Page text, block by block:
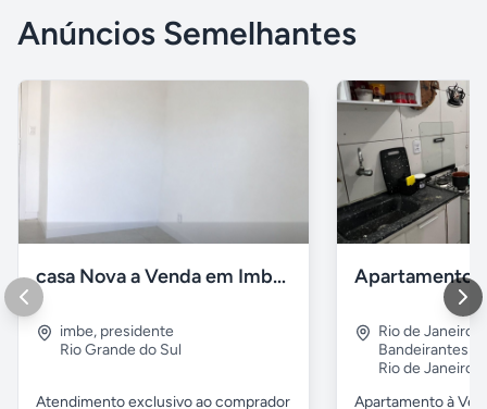
Anúncios Semelhantes
casa Nova a Venda em Imbé / rs
imbe, presidente
Rio Grande do Sul
Atendimento exclusivo ao comprador
Rio de Janeiro
Bandeirantes
Rio de Janeiro
Apartamento à